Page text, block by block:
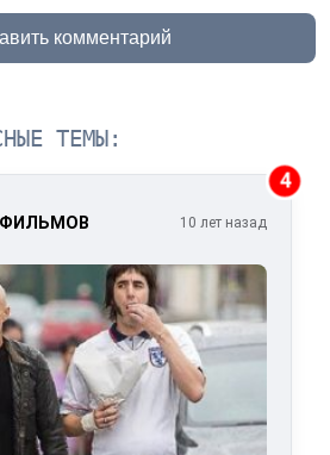
комментарий
ТЕМЫ:
4
10 лет назад